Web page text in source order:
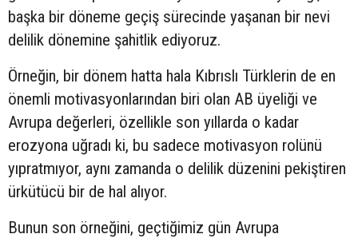
başka bir döneme geçiş sürecinde yaşanan bir nevi
delilik dönemine şahitlik ediyoruz.
Örneğin, bir dönem hatta hala Kıbrıslı Türklerin de en
önemli motivasyonlarından biri olan AB üyeliği ve
Avrupa değerleri, özellikle son yıllarda o kadar
erozyona uğradı ki, bu sadece motivasyon rolünü
yıpratmıyor, aynı zamanda o delilik düzenini pekiştiren
ürkütücü bir de hal alıyor.
Bunun son örneğini, geçtiğimiz gün Avrupa